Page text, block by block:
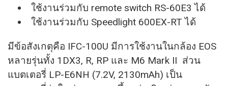
ใช้งานร่วมกับ remote switch RS-60E3 ได้
ใช้งานร่วมกับ Speedlight 600EX-RT ได้
มีข้อสังเกตุคือ IFC-100U มีการใช้งานในกล้อง EOS
หลายรุ่นทั้ง 1DX3, R, RP และ M6 Mark II ส่วน
แบตเตอรี่ LP-E6NH (7.2V, 2130mAh) เป็น